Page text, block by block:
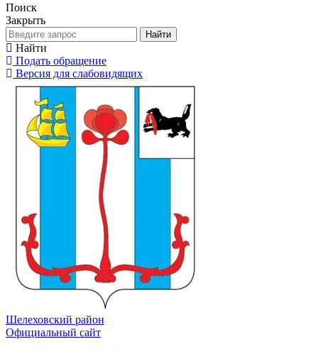
Поиск
Закрыть
Найти
Найти
Подать обращение
Версия для слабовидящих
Шелеховский район
Официальный сайт